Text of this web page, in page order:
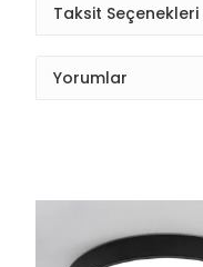
Taksit Seçenekleri
Yorumlar